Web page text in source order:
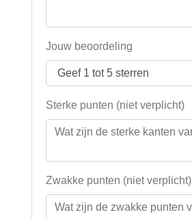
Jouw beoordeling
Sterke punten (niet verplicht)
Zwakke punten (niet verplicht)